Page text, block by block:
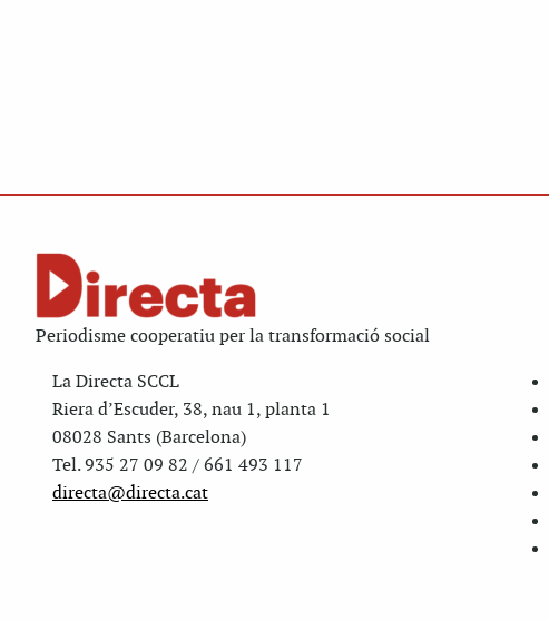
Periodisme cooperatiu per la transformació social
La Directa SCCL
Riera d’Escuder, 38, nau 1, planta 1
08028 Sants (Barcelona)
Tel. 935 27 09 82 / 661 493 117
directa@directa.cat